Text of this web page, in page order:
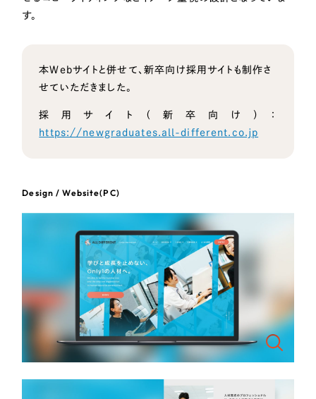
オレンジ・橙色
グリーン・緑色
ブルー・青色
パープル・紫色
ピンク・桃色
カラフル・多色
す。
本Webサイトと併せて、新卒向け採用サイトも制作さ
せていただきました。
採用サイト（新卒向け）：
https://newgraduates.all-different.co.jp
Design / Website(PC)